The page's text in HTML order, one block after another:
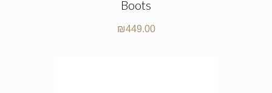
Boots
₪449.00